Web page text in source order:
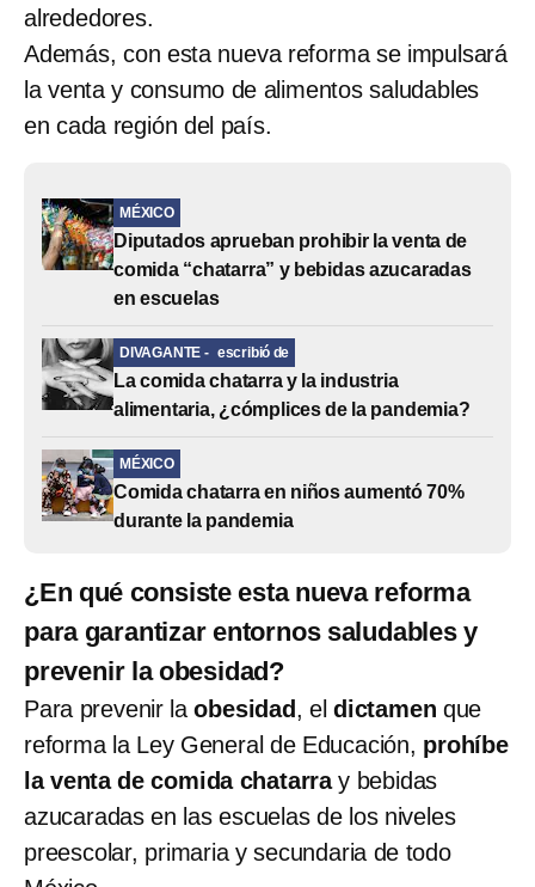
alrededores.
Además, con esta nueva reforma se impulsará
la venta y consumo de alimentos saludables
en cada región del país.
MÉXICO
Diputados aprueban prohibir la venta de
comida “chatarra” y bebidas azucaradas
en escuelas
DIVAGANTE - escribió de
La comida chatarra y la industria
alimentaria, ¿cómplices de la pandemia?
MÉXICO
Comida chatarra en niños aumentó 70%
durante la pandemia
¿En qué consiste esta nueva reforma
para garantizar entornos saludables y
prevenir la obesidad?
Para prevenir laobesidad , eldictamen que
reforma la Ley General de Educación, prohíbe
la venta de comida chatarray bebidas
azucaradas en las escuelas de los niveles
preescolar, primaria y secundaria de todo